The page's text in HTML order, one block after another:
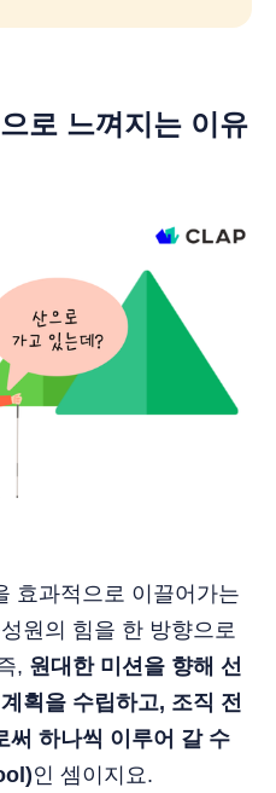
로 느껴지는 이유
효과적으로 이끌어가는
원의 힘을 한 방향으로
, 원대한 미션을 향해 선
획을 수립하고, 조직 전
써 하나씩 이루어 갈 수
인 셈이지요.